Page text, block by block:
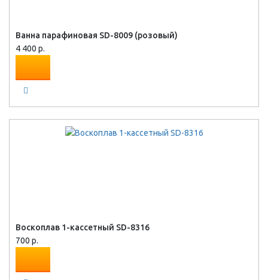
Ванна парафиновая SD-8009 (розовый)
4 400 р.
Воскоплав 1-кассетный SD-8316
700 р.